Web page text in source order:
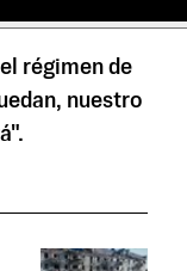
régimen de
nuestro